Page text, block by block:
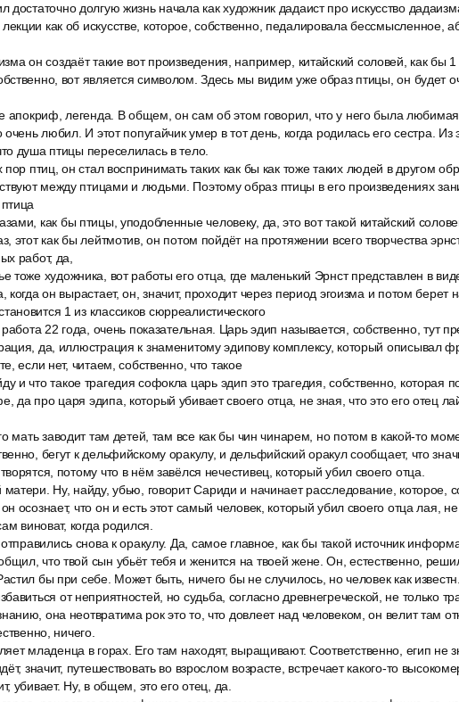
достаточно долгую жизнь начала как художник дадаист про искусство
как об искусстве, которое, собственно, педалировала бессмысленное,
он создаёт такие вот произведения, например, китайский соловей, как бы 1
вот является символом. Здесь мы видим уже образ птицы, он будет
апокриф, легенда. В общем, он сам об этом говорил, что у него была любимая
очень любил. И этот попугайчик умер в тот день, когда родилась его сестра. Из
душа птицы переселилась в тело.
пор птиц, он стал воспринимать таких как бы как тоже таких людей в другом
между птицами и людьми. Поэтому образ птицы в его произведениях
как бы птицы, уподобленные человеку, да, это вот такой китайский
этот как бы лейтмотив, он потом пойдёт на протяжении всего творчества
работ, да,
тоже художника, вот работы его отца, где маленький Эрнст представлен в
когда он вырастает, он, значит, проходит через период эгоизма и потом берет
1 из классиков сюрреалистического
работа 22 года, очень показательная. Царь эдип называется, собственно, тут
да, иллюстрация к знаменитому эдипову комплексу, который описывал
если нет, читаем, собственно, что такое
и что такое трагедия софокла царь эдип это трагедия, собственно, которая
да про царя эдипа, который убивает своего отца, не зная, что это его отец
мать заводит там детей, там все как бы чин чинарем, но потом в какой-то
бегут к дельфийскому оракулу, и дельфийский оракул сообщает, что
потому что в нём завёлся нечестивец, который убил своего отца.
Ну, найду, убью, говорит Сариди и начинает расследование, которое,
осознает, что он и есть этот самый человек, который убил своего отца лая, не
виноват, когда родился.
отправились снова к оракулу. Да, самое главное, как бы такой источник
что твой сын убьёт тебя и женится на твоей жене. Он, естественно,
бы при себе. Может быть, ничего бы не случилось, но человек как известн.
от неприятностей, но судьба, согласно древнегреческой, не только
она неотвратима рок это то, что довлеет над человеком, он велит там
ничего.
младенца в горах. Его там находят, выращивают. Соответственно, егип не
значит, путешествовать во взрослом возрасте, встречает какого-то
убивает. Ну, в общем, это его отец, да.